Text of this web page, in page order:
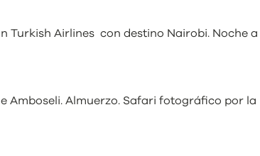
Turkish Airlines con destino Nairobi. Noche a
Amboseli. Almuerzo. Safari fotográfico por la